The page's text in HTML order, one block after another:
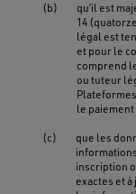
(b)
qu’il est
14
légal est
et pour le
comprend
ou tuteur
le
(c)
que les
inscription
exactes et